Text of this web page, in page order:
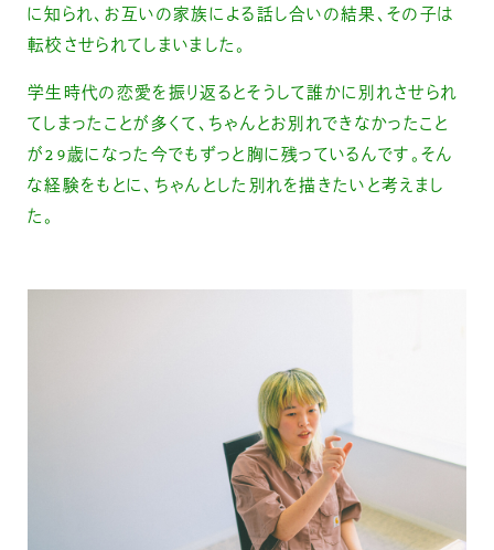
に知られ、お互いの家族による話し合いの結果、その子は
転校させられてしまいました。
学生時代の恋愛を振り返るとそうして誰かに別れさせられ
てしまったことが多くて、ちゃんとお別れできなかったこと
が29歳になった今でもずっと胸に残っているんです。そん
な経験をもとに、ちゃんとした別れを描きたいと考えまし
た。